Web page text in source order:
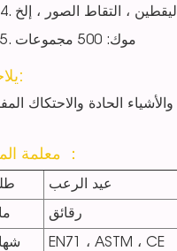
موك: 500 مجموعات
يلاحظ:
معلمة المنتج ：
عيد الرعب
رقائق
EN71 ، ASTM ، CE